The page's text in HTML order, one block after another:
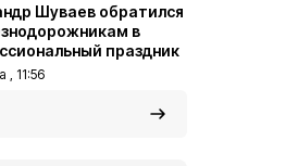
Шуваев обратился
в
праздник
, 11:56